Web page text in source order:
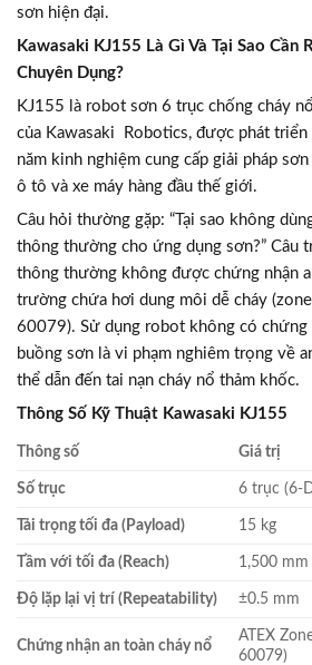
sơn hiện đại.
Kawasaki KJ155 Là Gì Và Tại Sao Cần
Chuyên Dụng?
KJ155 là robot sơn 6 trục chống cháy
của Kawasaki Robotics, được phát triển
năm kinh nghiệm cung cấp giải pháp
ô tô và xe máy hàng đầu thế giới.
Câu hỏi thường gặp: “Tại sao không
thông thường cho ứng dụng sơn?” Câu
thông thường không được chứng nhận
trường chứa hơi dung môi dễ cháy
60079). Sử dụng robot không có chứng
buồng sơn là vi phạm nghiêm trọng về
thể dẫn đến tai nạn cháy nổ thảm khốc.
Thông Số Kỹ Thuật Kawasaki KJ155
Thông số Giá trị
Số trục 6 trục (6-
Tải trọng tối đa (Payload) 15 kg
Tầm với tối đa (Reach) 1,500 mm
Độ lặp lại vị trí (Repeatability) ±0.5 mm
Chứng nhận an toàn cháy nổ
ATEX
60079)